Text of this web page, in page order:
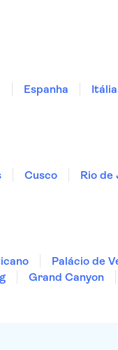
Espanha Itália
Cusco Rio de
Palácio de
Grand Canyon